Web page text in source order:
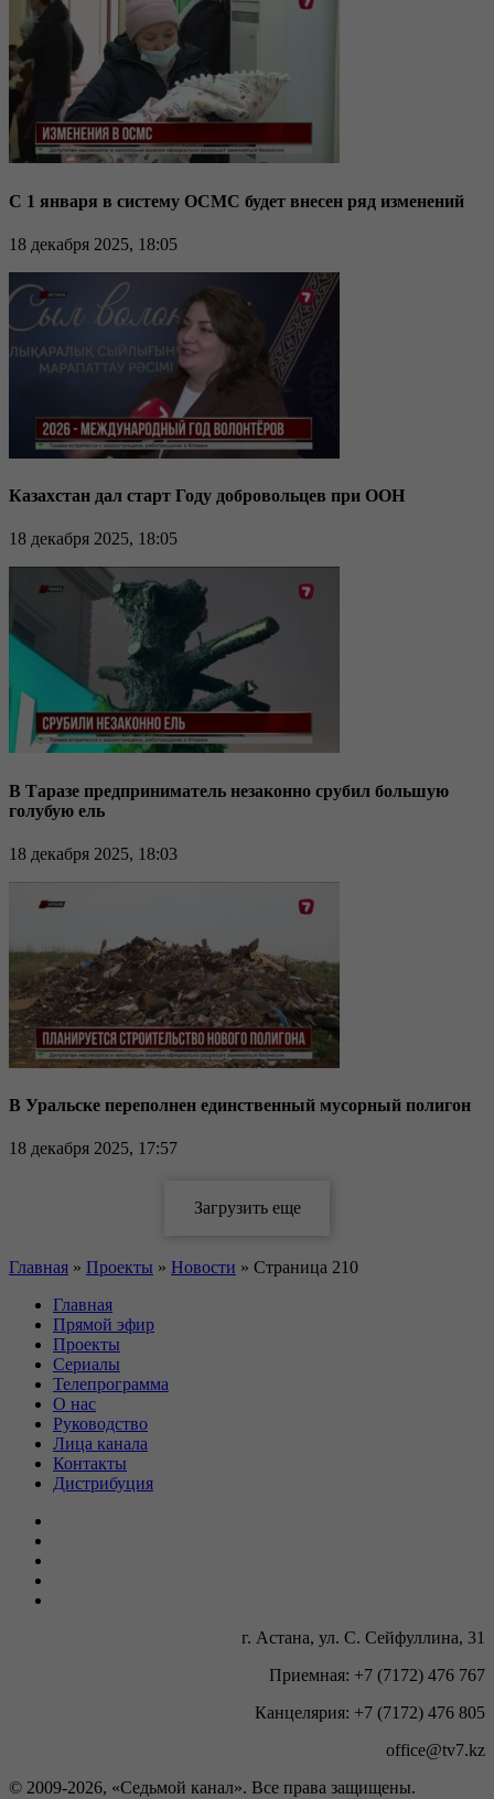
С 1 января в систему ОСМС будет внесен ряд изменений
18 декабря 2025, 18:05
Казахстан дал старт Году добровольцев при ООН
18 декабря 2025, 18:05
В Таразе предприниматель незаконно срубил большую
голубую ель
18 декабря 2025, 18:03
В Уральске переполнен единственный мусорный полигон
18 декабря 2025, 17:57
Главная » Проекты » Новости » Страница 210
Главная
Прямой эфир
Проекты
Сериалы
Телепрограмма
О нас
Руководство
Лица канала
Контакты
Дистрибуция
г. Астана, ул. С. Сейфуллина, 31
Приемная: +7 (7172) 476 767
Канцелярия: +7 (7172) 476 805
office@tv7.kz
© 2009-2026, «Седьмой канал». Все права защищены.